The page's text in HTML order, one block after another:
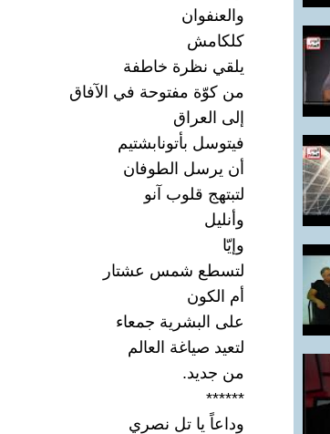
والعنفوان
كلكامش
يلقي نظرة خاطفة
من كوّة مفتوحة في الآفاق
إلى العراق
فيتوسل بأتونابشتيم
أن يرسل الطوفان
لتبتهج قلوب آنو
وأنليل
وإيّا
لتسطع شمس عشتار
أم الكون
على البشرية جمعاء
لتعيد صياغة العالم
من جديد.
******
وداعاً يا تل نصري